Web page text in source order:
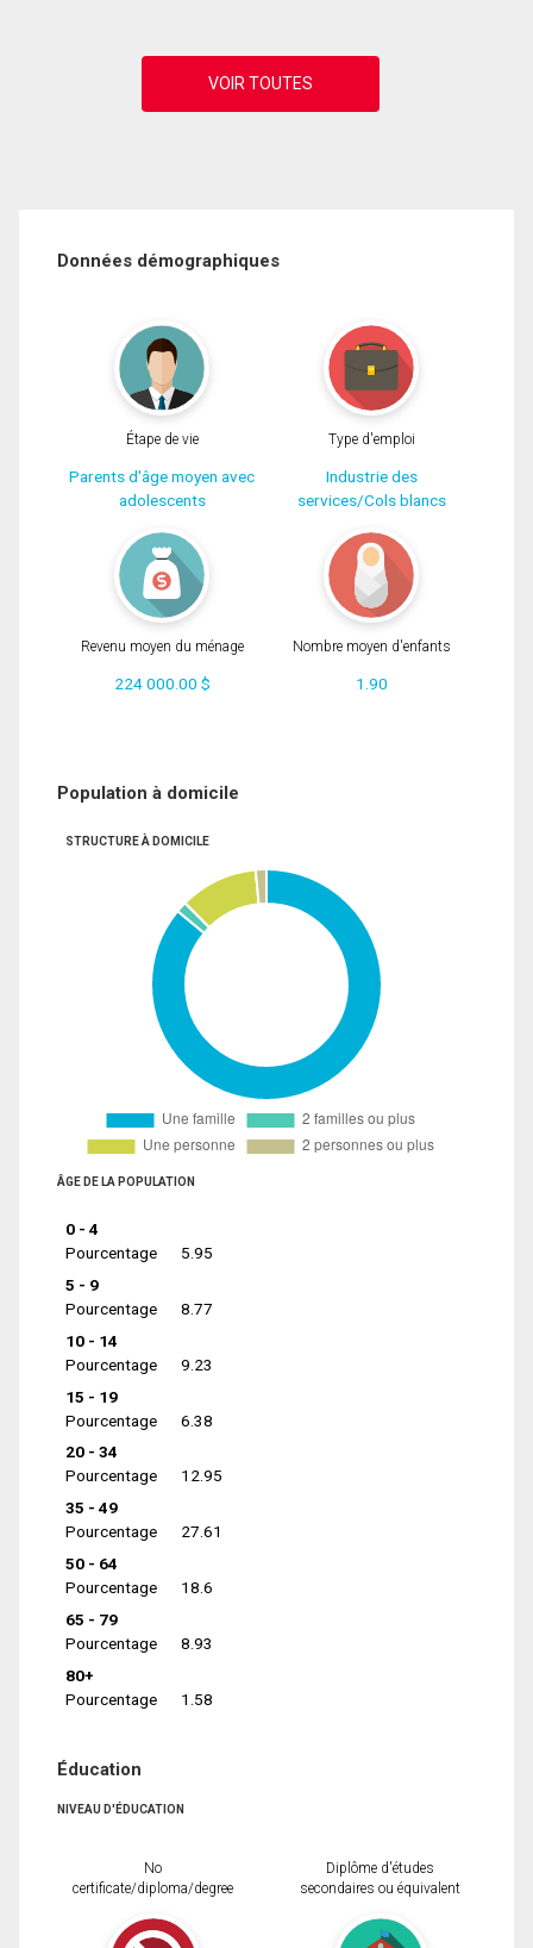
Données démographiques
Étape de vie
Parents d'âge moyen avec
adolescents
Type d'emploi
Industrie des
services/Cols blancs
Revenu moyen du ménage
224 000.00 $
Nombre moyen d'enfants
1.90
Population à domicile
STRUCTURE À DOMICILE
ÂGE DE LA POPULATION
0 - 4
Pourcentage
5.95
5 - 9
Pourcentage
8.77
10 - 14
Pourcentage
9.23
15 - 19
Pourcentage
6.38
20 - 34
Pourcentage
12.95
35 - 49
Pourcentage
27.61
50 - 64
Pourcentage
18.6
65 - 79
Pourcentage
8.93
80+
Pourcentage
1.58
Éducation
NIVEAU D'ÉDUCATION
No
certificate/diploma/degree
Diplôme d'études
secondaires ou équivalent